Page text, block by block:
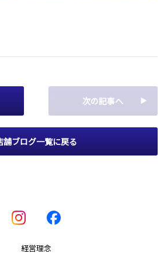
舗ブログ一覧に戻る
次の記事へ
経営理念